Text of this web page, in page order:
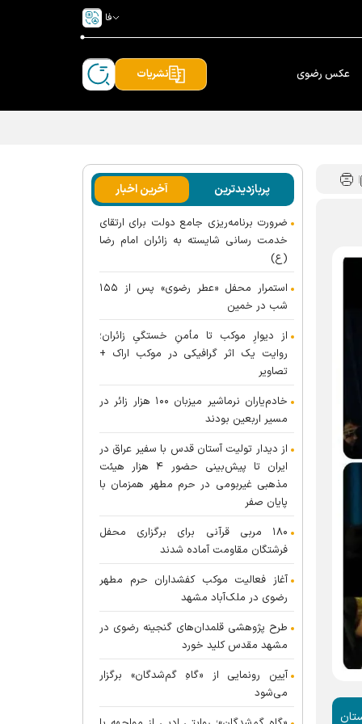
فا
عکس رضوی نشریات
پربازدیدترین آخرین اخبار
ضرورت برنامه‌ریزی جامع دولت برای ارتقای
خدمت رسانی شایسته به زائران امام رضا
(ع)
استمرار محفل «عطر رضوی» پس از ۱۵۵
شب در خمین
از دیوارِ موکب تا مأمنِ خستگیِ زائران؛
روایت یک اثر گرافیکی در موکب اراک +
تصاویر
خادم‌یاران نرماشیر میزبان ۱۰۰ هزار زائر در
مسیر اربعین بودند
از دیدار تولیت آستان قدس با سفیر عراق در
ایران تا پیش‌بینی حضور ۴ هزار هیئت
مذهبی غیربومی در حرم مطهر همزمان با
پایان صفر
۱۸۰ مربی قرآنی برای برگزاری محفل
فرشتگان مقاومت آماده شدند
آغاز فعالیت موکب کفشداران حرم مطهر
رضوی در ملک‌آباد مشهد
طرح پژوهشی قلمدان‌های گنجینه رضوی در
مشهد مقدس کلید خورد
آیین رونمایی از «گاهِ گم‌شدگان» برگزار
می‌شود